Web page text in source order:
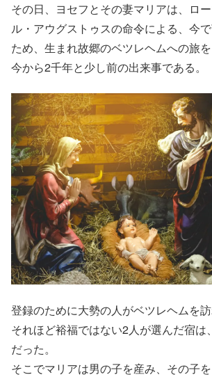
その日、ヨセフとその妻マリアは、ロ
ル・アウグストゥスの命令による、今
ため、生まれ故郷のベツレヘムへの旅を
今から2千年と少し前の出来事である。
登録のために大勢の人がベツレヘムを訪
それほど裕福ではない2人が選んだ宿は
だった。
そこでマリアは男の子を産み、その子